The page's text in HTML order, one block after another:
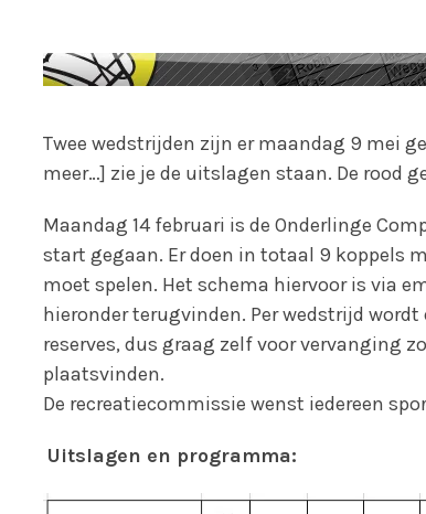
Twee wedstrijden zijn er maandag 9 mei
meer…] zie je de uitslagen staan. De rood
Maandag 14 februari is de Onderlinge
start gegaan. Er doen in totaal 9 koppels
moet spelen. Het schema hiervoor is via
hieronder terugvinden. Per wedstrijd
reserves, dus graag zelf voor vervanging
plaatsvinden.
De recreatiecommissie wenst iedereen
Uitslagen en programma: